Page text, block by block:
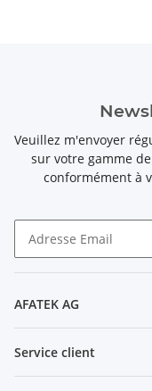
Veuillez m'envoyer
sur votre gamme
conformément à
AFATEK AG
Service client